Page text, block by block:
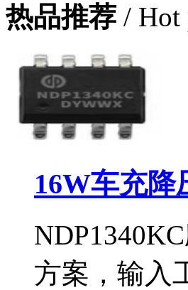
热品推荐 / Hot
16W车充降
方案，输入